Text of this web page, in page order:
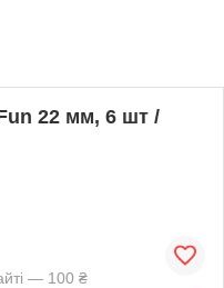
22 мм, 6 шт /
— 100 ₴